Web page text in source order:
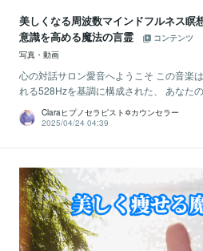
美しくなる周波数マインドフルネス瞑
意識を高める魔法の言霊
コンテンツ
写真・動画
心の対話サロン愛音へようこそ この音楽
れる528Hzを基調に構成された、 あなた
Claraヒプノセラピスト✡カウンセラー
2025/04/24 04:39